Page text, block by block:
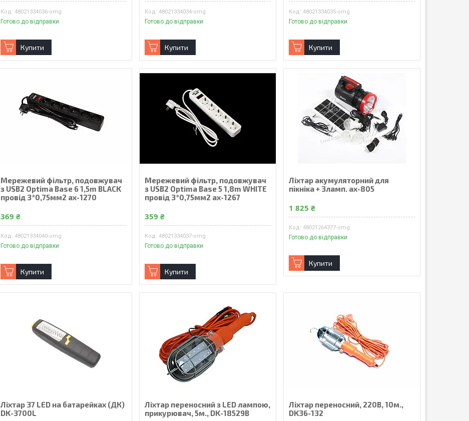
48021334036-omg
Готово до відправки
Купити
48021334034-omg
Готово до відправки
Купити
48021334035-omg
Готово до відправки
Купити
Мережевий фільтр, подовжувач
з USB2 Optima Base 6 1,5m BLACK
провід 3*0,75мм2 ax-1270
369 ₴
48021334040-omg
Готово до відправки
Купити
Мережевий фільтр, подовжувач
з USB2 Optima Base 5 1,8m WHITE
провід 3*0,75мм2 ax-1267
359 ₴
48021334037-omg
Готово до відправки
Купити
Ліхтар акумуляторний для
пікніка + 3ламп. ax-805
1 825 ₴
48021264377-omg
Готово до відправки
Купити
Ліхтар 37 LED на батарейках (ДК)
DK-3700L
Ліхтар переносний з LED лампою,
прикурювач, 5м., DK-18529B
Ліхтар переносний, 220В, 10м.,
DK36-132